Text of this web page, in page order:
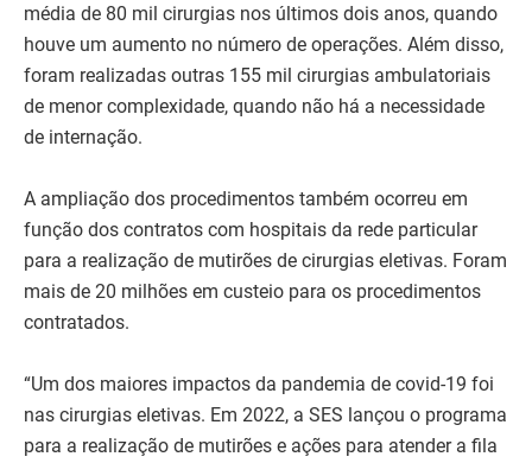
média de 80 mil cirurgias nos últimos dois anos, quando
houve um aumento no número de operações. Além disso,
foram realizadas outras 155 mil cirurgias ambulatoriais
de menor complexidade, quando não há a necessidade
de internação.
A ampliação dos procedimentos também ocorreu em
função dos contratos com hospitais da rede particular
para a realização de mutirões de cirurgias eletivas. Foram
mais de 20 milhões em custeio para os procedimentos
contratados.
“Um dos maiores impactos da pandemia de covid-19 foi
nas cirurgias eletivas. Em 2022, a SES lançou o programa
para a realização de mutirões e ações para atender a fila